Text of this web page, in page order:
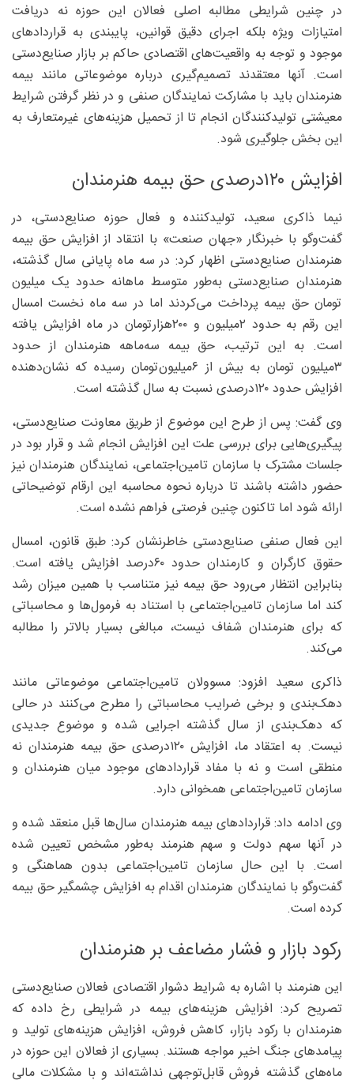
در چنین شرایطی مطالبه اصلی فعالان این حوزه نه دریافت
امتیازات ویژه بلکه اجرای دقیق قوانین، پایبندی به قراردادهای
موجود و توجه به واقعیت‌های اقتصادی حاکم بر بازار صنایع‌دستی
است. آنها معتقدند تصمیم‌گیری درباره موضوعاتی مانند بیمه
هنرمندان باید با مشارکت نمایندگان صنفی و در نظر گرفتن شرایط
معیشتی تولیدکنندگان انجام تا از تحمیل هزینه‌های غیرمتعارف به
این بخش جلوگیری شود.
افزایش ۱۲۰‌درصدی حق بیمه هنرمندان
نیما ذاکری سعید، تولیدکننده و فعال حوزه صنایع‌دستی، در
گفت‌وگو با خبرنگار «جهان صنعت» با انتقاد از افزایش حق بیمه
هنرمندان صنایع‌دستی اظهار کرد: در سه ماه پایانی سال گذشته،
هنرمندان صنایع‌دستی به‌طور متوسط ماهانه حدود یک میلیون
تومان حق بیمه پرداخت می‌کردند اما در سه ماه نخست امسال
این رقم به حدود ۲میلیون و ۲۰۰هزار‌تومان در ماه افزایش یافته
است. به این ترتیب، حق بیمه سه‌ماهه هنرمندان از حدود
۳میلیون تومان به بیش از ۶‌میلیون‌تومان رسیده که نشان‌دهنده
افزایش حدود ۱۲۰‌درصدی نسبت به سال گذشته است.
وی گفت: پس از طرح این موضوع از طریق معاونت صنایع‌دستی،
پیگیری‌هایی برای بررسی علت این افزایش انجام شد و قرار بود در
جلسات مشترک با سازمان تامین‌اجتماعی، نمایندگان هنرمندان نیز
حضور داشته باشند تا درباره نحوه محاسبه این ارقام توضیحاتی
ارائه شود اما تاکنون چنین فرصتی فراهم نشده است.
این فعال صنفی صنایع‌دستی خاطرنشان کرد: طبق قانون، امسال
حقوق کارگران و کارمندان حدود ۶۰‌درصد افزایش یافته است.
بنابراین انتظار می‌رود حق بیمه نیز متناسب با همین میزان رشد
کند اما سازمان تامین‌اجتماعی با استناد به فرمول‌ها و محاسباتی
که برای هنرمندان شفاف نیست، مبالغی بسیار بالاتر را مطالبه
می‌کند.
ذاکری سعید افزود: مسوولان تامین‌اجتماعی موضوعاتی مانند
دهک‌بندی و برخی ضرایب محاسباتی را مطرح می‌کنند در حالی
که دهک‌بندی از سال گذشته اجرایی شده و موضوع جدیدی
نیست. به اعتقاد ما، افزایش ۱۲۰‌درصدی حق بیمه هنرمندان نه
منطقی است و نه با مفاد قراردادهای موجود میان هنرمندان و
سازمان تامین‌اجتماعی همخوانی دارد.
وی ادامه داد: قراردادهای بیمه هنرمندان سال‌ها قبل منعقد شده و
در آنها سهم دولت و سهم هنرمند به‌طور مشخص تعیین شده
است. با این حال سازمان تامین‌اجتماعی بدون هماهنگی و
گفت‌وگو با نمایندگان هنرمندان اقدام به افزایش چشمگیر حق بیمه
کرده است.
رکود بازار و فشار مضاعف بر هنرمندان
این هنرمند با اشاره به شرایط دشوار اقتصادی فعالان صنایع‌دستی
تصریح کرد: افزایش هزینه‌های بیمه در شرایطی رخ داده که
هنرمندان با رکود بازار، کاهش فروش، افزایش هزینه‌های تولید و
پیامدهای جنگ اخیر مواجه هستند. بسیاری از فعالان این حوزه در
ماه‌های گذشته فروش قابل‌توجهی نداشته‌اند و با مشکلات مالی